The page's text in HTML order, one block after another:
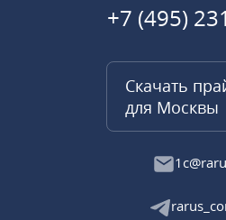
+7 (495)
Скачать
для Москвы